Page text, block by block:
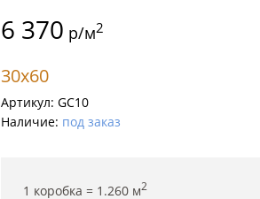
6 370 р/м2
30x60
Артикул: GC10
Наличие: под заказ
1 коробка = 1.260м2